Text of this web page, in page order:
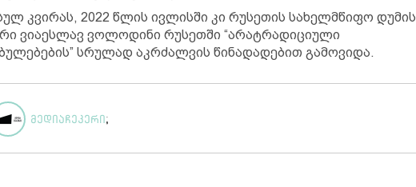
კვირას, 2022 წლის ივლისში კი რუსეთის სახელმწიფო დუმის
ვიაესლავ ვოლოდინი რუსეთში “არატრადიციული
სრულად აკრძალვის წინადადებით გამოვიდა.
მედიაჩეკერი ;